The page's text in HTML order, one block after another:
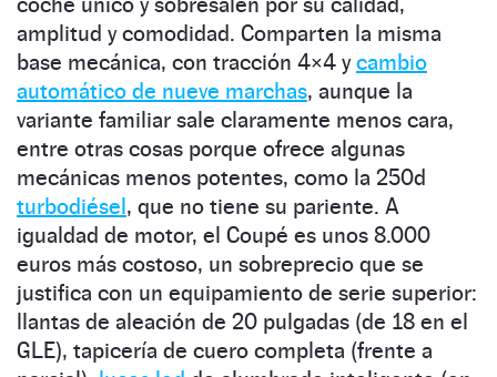
amplitud y comodidad. Comparten la misma
base mecánica, con tracción 4×4 ycambio
automático de nueve marchas, aunque la
variante familiar sale claramente menos cara,
entre otras cosas porque ofrece algunas
mecánicas menos potentes, como la 250d
turbodiésel, que no tiene su pariente. A
igualdad de motor, el Coupé es unos 8.000
euros más costoso, un sobreprecio que se
justifica con un equipamiento de serie superior:
llantas de aleación de 20 pulgadas (de 18 en el
GLE), tapicería de cuero completa (frente a